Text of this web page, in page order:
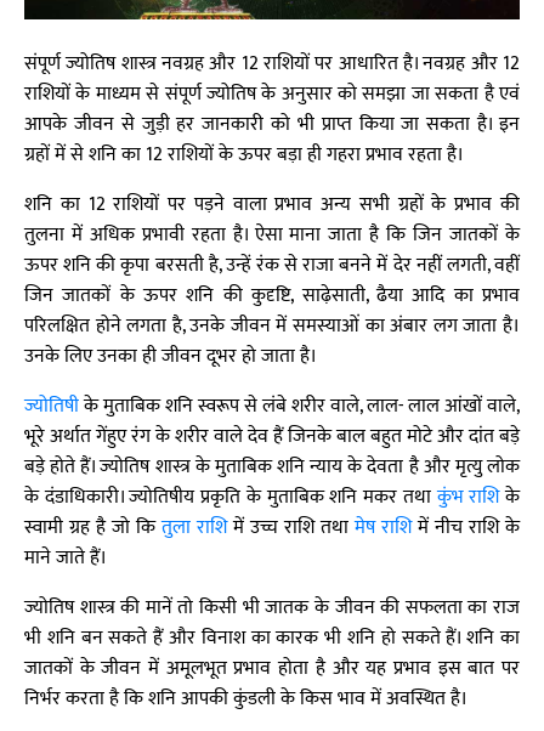
संपूर्ण ज्योतिष शास्त्र नवग्रह और 12 राशियों पर आधारित है। नवग्रह और 12
राशियों के माध्यम से संपूर्ण ज्योतिष के अनुसार को समझा जा सकता है एवं
आपके जीवन से जुड़ी हर जानकारी को भी प्राप्त किया जा सकता है। इन
ग्रहों में से शनि का 12 राशियों के ऊपर बड़ा ही गहरा प्रभाव रहता है।
शनि का 12 राशियों पर पड़ने वाला प्रभाव अन्य सभी ग्रहों के प्रभाव की
तुलना में अधिक प्रभावी रहता है। ऐसा माना जाता है कि जिन जातकों के
ऊपर शनि की कृपा बरसती है, उन्हें रंक से राजा बनने में देर नहीं लगती, वहीं
जिन जातकों के ऊपर शनि की कुदृष्टि, साढ़ेसाती, ढैया आदि का प्रभाव
परिलक्षित होने लगता है, उनके जीवन में समस्याओं का अंबार लग जाता है।
उनके लिए उनका ही जीवन दूभर हो जाता है।
ज्योतिषीके मुताबिक शनि स्वरूप से लंबे शरीर वाले, लाल- लाल आंखों वाले,
भूरे अर्थात गेंहुए रंग के शरीर वाले देव हैं जिनके बाल बहुत मोटे और दांत बड़े
बड़े होते हैं। ज्योतिष शास्त्र के मुताबिक शनि न्याय के देवता है और मृत्यु लोक
के दंडाधिकारी। ज्योतिषीय प्रकृति के मुताबिक शनि मकर तथाकुंभ राशिके
स्वामी ग्रह है जो कितुला राशिमें उच्च राशि तथामेष राशिमें नीच राशि के
माने जाते हैं।
ज्योतिष शास्त्र की मानें तो किसी भी जातक के जीवन की सफलता का राज
भी शनि बन सकते हैं और विनाश का कारक भी शनि हो सकते हैं। शनि का
जातकों के जीवन में अमूलभूत प्रभाव होता है और यह प्रभाव इस बात पर
निर्भर करता है कि शनि आपकी कुंडली के किस भाव में अवस्थित है।